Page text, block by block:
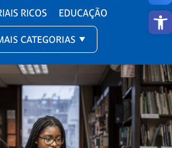
Barra
RICOS
EDUCAÇÃO
CATEGORIAS